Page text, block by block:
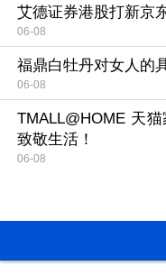
艾德证券港股打新京
06-08
福鼎白牡丹对女人的
06-08
TMALL@HOME 天
致敬生活！
06-08